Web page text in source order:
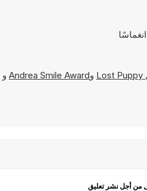
Lost Puppy وAndrea Smile Award و
من أجل نشر تعليق